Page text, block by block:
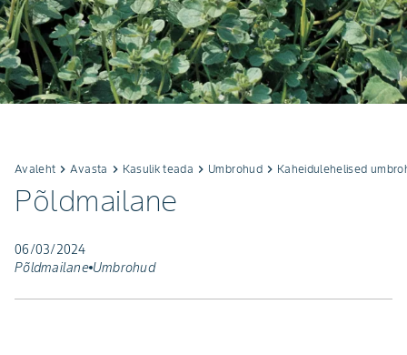
Avaleht keyboard_arrow_rightAvasta keyboard_arrow_right Kasulik teada keyboard_arrow_right Umbrohudkeyboard_arrow_right Kaheidulehelised
Põldmailane
06/03/2024
Põldmailane Umbrohud